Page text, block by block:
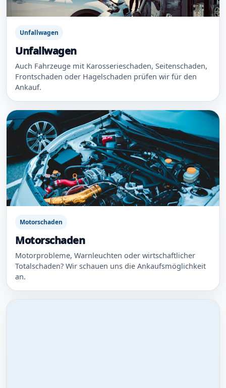
Unfallwagen
Unfallwagen
Auch Fahrzeuge mit Karosserieschaden, Seitenschaden,
Frontschaden oder Hagelschaden prüfen wir für den
Ankauf.
Motorschaden
Motorschaden
Motorprobleme, Warnleuchten oder wirtschaftlicher
Totalschaden? Wir schauen uns die Ankaufsmöglichkeit
an.